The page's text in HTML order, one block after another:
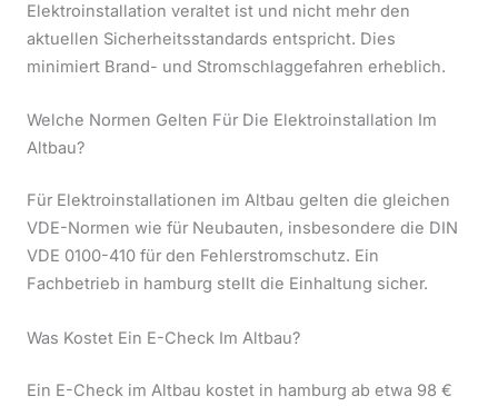
Elektroinstallation veraltet ist und nicht mehr den
aktuellen Sicherheitsstandards entspricht. Dies
minimiert Brand- und Stromschlaggefahren erheblich.
Welche Normen Gelten Für Die Elektroinstallation Im
Altbau?
Für Elektroinstallationen im Altbau gelten die gleichen
VDE-Normen wie für Neubauten, insbesondere die DIN
VDE 0100-410 für den Fehlerstromschutz. Ein
Fachbetrieb in hamburg stellt die Einhaltung sicher.
Was Kostet Ein E-Check Im Altbau?
Ein E-Check im Altbau kostet in hamburg ab etwa 98 €